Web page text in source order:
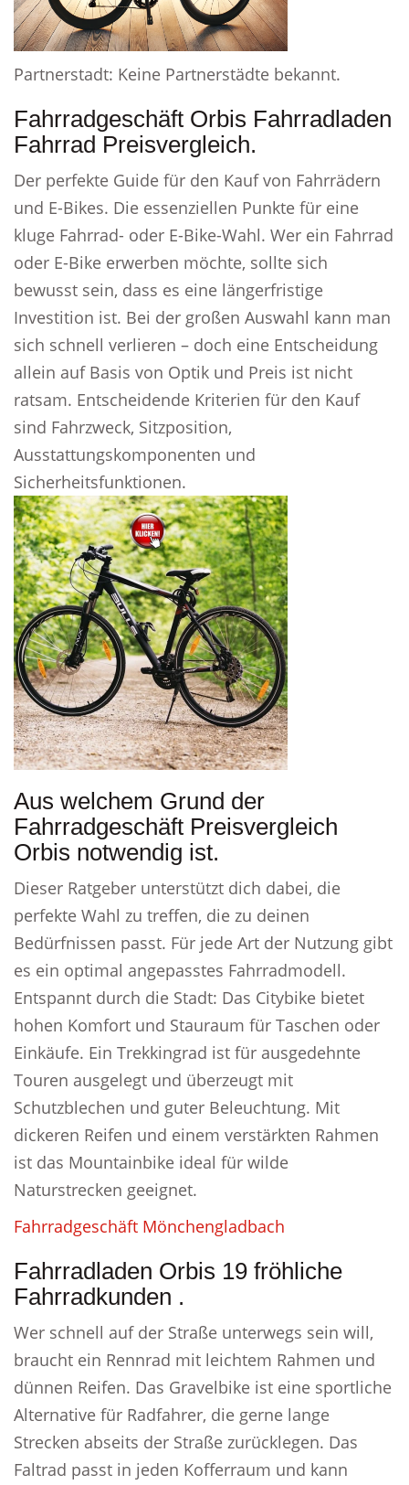
Partnerstadt: Keine Partnerstädte bekannt.
Fahrradgeschäft Orbis Fahrradladen
Fahrrad Preisvergleich.
Der perfekte Guide für den Kauf von Fahrrädern
und E-Bikes. Die essenziellen Punkte für eine
kluge Fahrrad- oder E-Bike-Wahl. Wer ein Fahrrad
oder E-Bike erwerben möchte, sollte sich
bewusst sein, dass es eine längerfristige
Investition ist. Bei der großen Auswahl kann man
sich schnell verlieren – doch eine Entscheidung
allein auf Basis von Optik und Preis ist nicht
ratsam. Entscheidende Kriterien für den Kauf
sind Fahrzweck, Sitzposition,
Ausstattungskomponenten und
Sicherheitsfunktionen.
Aus welchem Grund der
Fahrradgeschäft Preisvergleich
Orbis notwendig ist.
Dieser Ratgeber unterstützt dich dabei, die
perfekte Wahl zu treffen, die zu deinen
Bedürfnissen passt. Für jede Art der Nutzung gibt
es ein optimal angepasstes Fahrradmodell.
Entspannt durch die Stadt: Das Citybike bietet
hohen Komfort und Stauraum für Taschen oder
Einkäufe. Ein Trekkingrad ist für ausgedehnte
Touren ausgelegt und überzeugt mit
Schutzblechen und guter Beleuchtung. Mit
dickeren Reifen und einem verstärkten Rahmen
ist das Mountainbike ideal für wilde
Naturstrecken geeignet.
Fahrradgeschäft Mönchengladbach
Fahrradladen Orbis 19 fröhliche
Fahrradkunden .
Wer schnell auf der Straße unterwegs sein will,
braucht ein Rennrad mit leichtem Rahmen und
dünnen Reifen. Das Gravelbike ist eine sportliche
Alternative für Radfahrer, die gerne lange
Strecken abseits der Straße zurücklegen. Das
Faltrad passt in jeden Kofferraum und kann